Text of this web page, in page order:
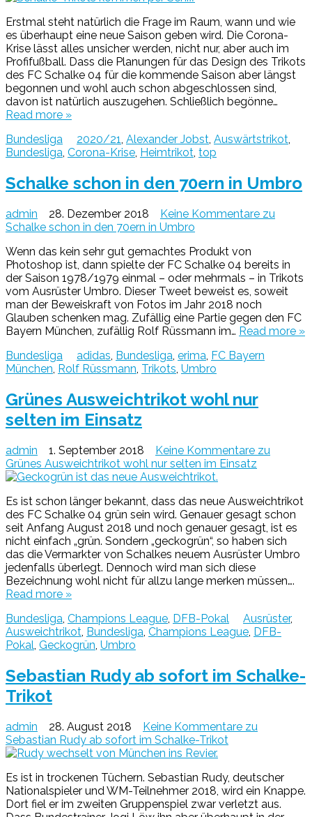
Erstmal steht natürlich die Frage im Raum, wann und wie
es überhaupt eine neue Saison geben wird. Die Corona-
Krise lässt alles unsicher werden, nicht nur, aber auch im
Profifußball. Dass die Planungen für das Design des Trikots
des FC Schalke 04 für die kommende Saison aber längst
begonnen und wohl auch schon abgeschlossen sind,
davon ist natürlich auszugehen. Schließlich begönne…
Read more »
Bundesliga
2020/21, Alexander Jobst, Auswärtstrikot,
Bundesliga, Corona-Krise, Heimtrikot, top
Schalke schon in den 70ern in Umbro
admin 28. Dezember 2018 Keine Kommentare zu
Schalke schon in den 70ern in Umbro
Wenn das kein sehr gut gemachtes Produkt von
Photoshop ist, dann spielte der FC Schalke 04 bereits in
der Saison 1978/1979 einmal – oder mehrmals – in Trikots
vom Ausrüster Umbro. Dieser Tweet beweist es, soweit
man der Beweiskraft von Fotos im Jahr 2018 noch
Glauben schenken mag. Zufällig eine Partie gegen den FC
Bayern München, zufällig Rolf Rüssmann im… Read more »
Bundesliga
adidas, Bundesliga, erima, FC Bayern
München, Rolf Rüssmann, Trikots, Umbro
Grünes Ausweichtrikot wohl nur
selten im Einsatz
admin 1. September 2018 Keine Kommentare zu
Grünes Ausweichtrikot wohl nur selten im Einsatz
Es ist schon länger bekannt, dass das neue Ausweichtrikot
des FC Schalke 04 grün sein wird. Genauer gesagt schon
seit Anfang August 2018 und noch genauer gesagt, ist es
nicht einfach „grün. Sondern „geckogrün“, so haben sich
das die Vermarkter von Schalkes neuem Ausrüster Umbro
jedenfalls überlegt. Dennoch wird man sich diese
Bezeichnung wohl nicht für allzu lange merken müssen….
Read more »
Bundesliga, Champions League, DFB-Pokal Ausrüster,
Ausweichtrikot, Bundesliga, Champions League, DFB-
Pokal, Geckogrün, Umbro
Sebastian Rudy ab sofort im Schalke-
Trikot
admin 28. August 2018 Keine Kommentare zu
Sebastian Rudy ab sofort im Schalke-Trikot
Es ist in trockenen Tüchern. Sebastian Rudy, deutscher
Nationalspieler und WM-Teilnehmer 2018, wird ein Knappe.
Dort fiel er im zweiten Gruppenspiel zwar verletzt aus.